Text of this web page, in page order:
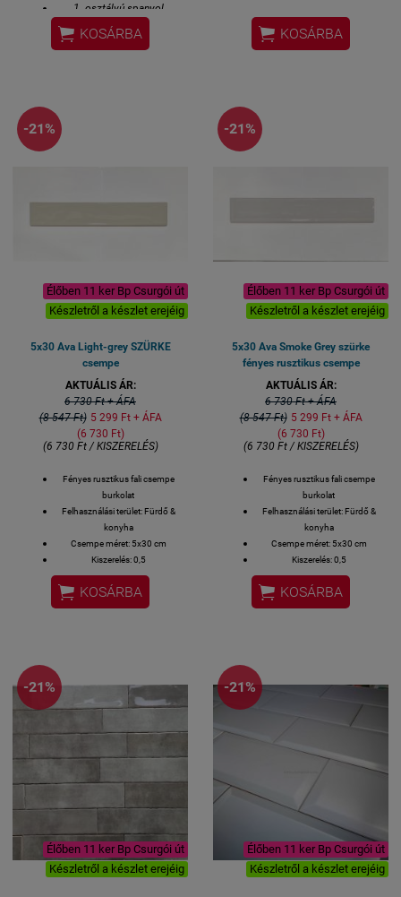
1. osztályú spanyol
prémium padlólap
 KOSÁRBA
Gérvágással fordítjuk a sarkokat.
Fürdőszobai csempe, konyhai
csempe, éttermi design csempe
 KOSÁRBA
-21%
Élőben 11 ker Bp Csurgói út
Készletről a készlet erejéig
5x30 Ava Light-grey SZÜRKE
csempe
AKTUÁLIS ÁR:
6 730 Ft + ÁFA
(8 547 Ft) 5 299 Ft + ÁFA
(6 730 Ft)
(6 730 Ft / KISZERELÉS)
Fényes rusztikus fali csempe
burkolat
Felhasználási terület: Fürdő &
konyha
Csempe méret: 5x30 cm
Kiszerelés: 0,5
négyzetméter/doboz
 KOSÁRBA
-21%
Élőben 11 ker Bp Csurgói út
Készletről a készlet erejéig
5x30 Ava Smoke Grey szürke
fényes rusztikus csempe
AKTUÁLIS ÁR:
6 730 Ft + ÁFA
(8 547 Ft) 5 299 Ft + ÁFA
(6 730 Ft)
(6 730 Ft / KISZERELÉS)
Fényes rusztikus fali csempe
burkolat
Felhasználási terület: Fürdő &
konyha
Csempe méret: 5x30 cm
Kiszerelés: 0,5
négyzetméter/doboz
 KOSÁRBA
-21%
Élőben 11 ker Bp Csurgói út
Készletről a készlet erejéig
-21%
Élőben 11 ker Bp Csurgói út
Készletről a készlet erejéig